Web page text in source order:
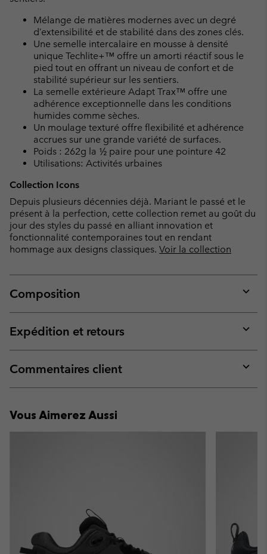
Mélange de matières modernes avec un degré
d’extensibilité et de stabilité dans des zones clés.
Une semelle intercalaire en mousse à densité
unique Techlite+™ offre un amorti réactif sous le
pied tout en offrant un niveau de confort et de
stabilité supérieur sur les sentiers.
La semelle extérieure Adapt Trax™ offre une
adhérence exceptionnelle dans les conditions
humides comme sèches.
Un moulage texturé offre flexibilité et adhérence
accrues sur une grande variété de surfaces.
Poids : 262g la ½ paire pour une pointure 42
Utilisations: Activités urbaines
Collection Icons
Depuis plusieurs décennies déjà. Mariant le passé et le
présent à la perfection, cette collection remet au goût du
jour des styles du passé en alliant innovation et
fonctionnalité contemporaines tout en rendant
hommage aux designs classiques. Voir la collection
Composition
or
Expédition et retours
or
Commentaires client
or
Vous Aimerez Aussi